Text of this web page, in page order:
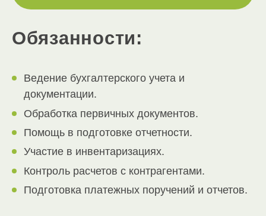
Обязанности:
Ведение бухгалтерского учета и
документации.
Обработка первичных документов.
Помощь в подготовке отчетности.
Участие в инвентаризациях.
Контроль расчетов с контрагентами.
Подготовка платежных поручений и отчетов.